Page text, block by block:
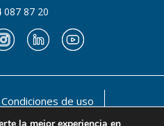
087 87 20
Condiciones de uso